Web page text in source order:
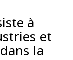
à
et
la